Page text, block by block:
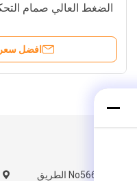
افضل سعر
No566 Binhai 3rd الطريق